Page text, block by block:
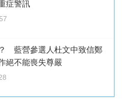
症警訊
藍營參選人杜文中致信鄭
絕不能喪失尊嚴